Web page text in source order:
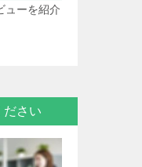
ューを紹介
ださい